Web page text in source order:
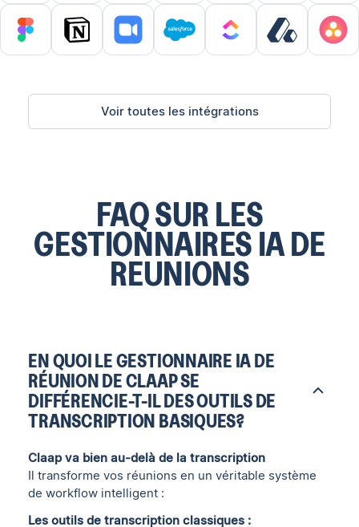
Voir toutes les intégrations
FAQ SUR LES
GESTIONNAIRES IA DE
REUNIONS
EN QUOI LE GESTIONNAIRE IA DE
RÉUNION DE CLAAP SE
DIFFÉRENCIE-T-IL DES OUTILS DE
TRANSCRIPTION BASIQUES?
Claap va bien au-delà de la transcription
Il transforme vos réunions en un véritable système
de workflow intelligent :
Les outils de transcription classiques :